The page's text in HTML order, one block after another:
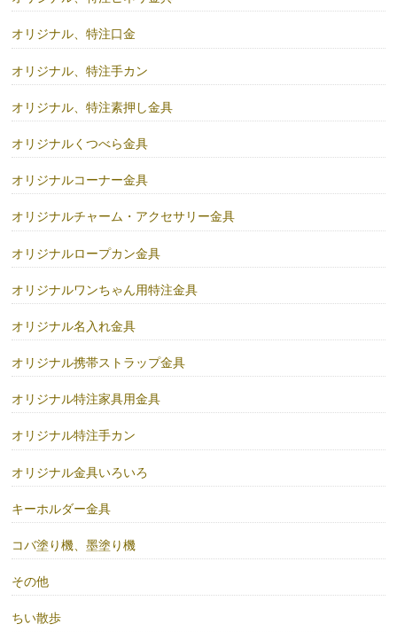
オリジナル、特注口金
オリジナル、特注手カン
オリジナル、特注素押し金具
オリジナルくつべら金具
オリジナルコーナー金具
オリジナルチャーム・アクセサリー金具
オリジナルロープカン金具
オリジナルワンちゃん用特注金具
オリジナル名入れ金具
オリジナル携帯ストラップ金具
オリジナル特注家具用金具
オリジナル特注手カン
オリジナル金具いろいろ
キーホルダー金具
コバ塗り機、墨塗り機
その他
ちい散歩